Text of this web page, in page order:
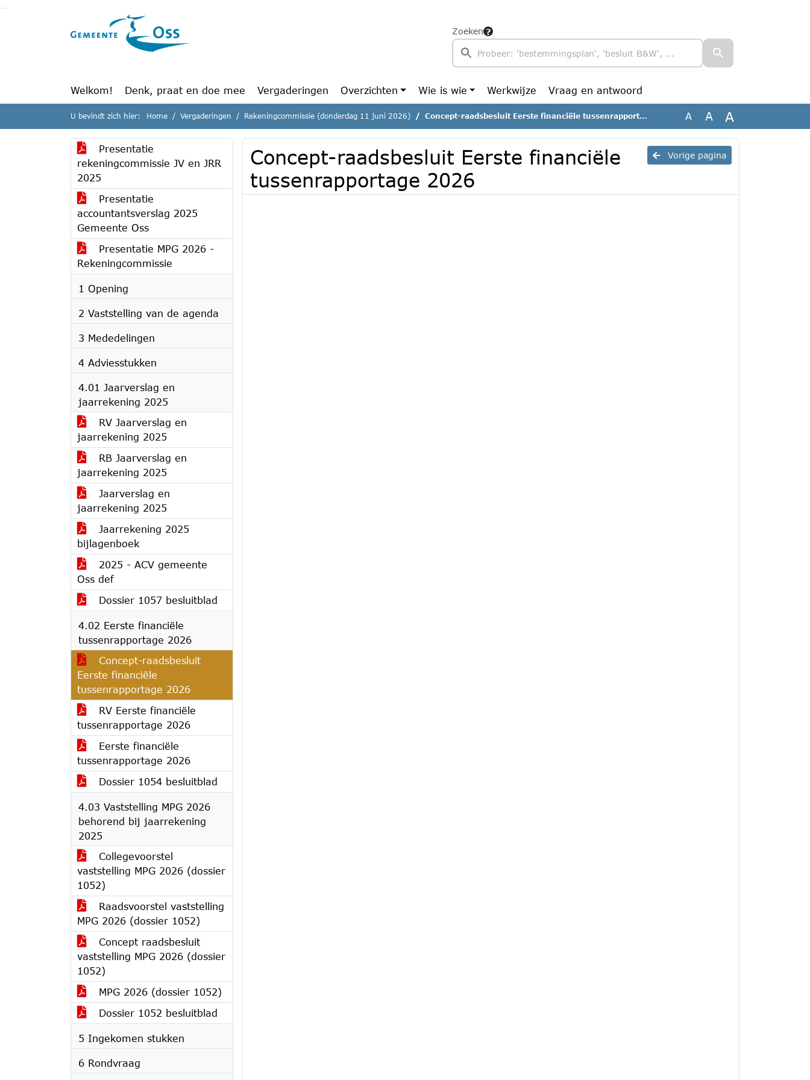
Ga naar de inhoud van deze pagina
Zoeken
Welkom! Denk, praat en doe mee Vergaderingen Overzichten Wie is wie Werkwijze Vraag en antwoord
U bevindt zich hier: Home Vergaderingen Rekeningcommissie (donderdag 11 juni 2026) Concept-raadsbesluit Eerste financiële tussenrapportage 2026 A A A
Presentatie
rekeningcommissie JV en JRR
2025
Presentatie
accountantsverslag 2025
Gemeente Oss
Presentatie MPG 2026 -
Rekeningcommissie
1 Opening
2 Vaststelling van de agenda
3 Mededelingen
4 Adviesstukken
4.01 Jaarverslag en
jaarrekening 2025
RV Jaarverslag en
jaarrekening 2025
RB Jaarverslag en
jaarrekening 2025
Jaarverslag en
jaarrekening 2025
Jaarrekening 2025
bijlagenboek
2025 - ACV gemeente
Oss def
Dossier 1057 besluitblad
4.02 Eerste financiële
tussenrapportage 2026
Concept-raadsbesluit
Eerste financiële
tussenrapportage 2026
RV Eerste financiële
tussenrapportage 2026
Eerste financiële
tussenrapportage 2026
Dossier 1054 besluitblad
4.03 Vaststelling MPG 2026
behorend bij jaarrekening
2025
Collegevoorstel
vaststelling MPG 2026 (dossier
1052)
Raadsvoorstel vaststelling
MPG 2026 (dossier 1052)
Concept raadsbesluit
vaststelling MPG 2026 (dossier
1052)
MPG 2026 (dossier 1052)
Dossier 1052 besluitblad
5 Ingekomen stukken
6 Rondvraag
Vorige pagina
Concept-raadsbesluit Eerste financiële
tussenrapportage 2026